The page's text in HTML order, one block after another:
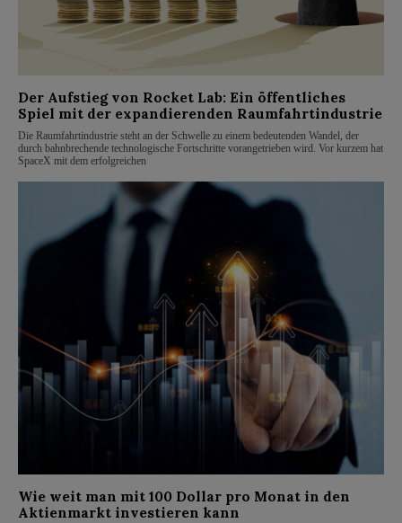
Der Aufstieg von Rocket Lab: Ein öffentliches
Spiel mit der expandierenden Raumfahrtindustrie
Die Raumfahrtindustrie steht an der Schwelle zu einem bedeutenden Wandel, der
durch bahnbrechende technologische Fortschritte vorangetrieben wird. Vor kurzem hat
SpaceX mit dem erfolgreichen
Wie weit man mit 100 Dollar pro Monat in den
Aktienmarkt investieren kann